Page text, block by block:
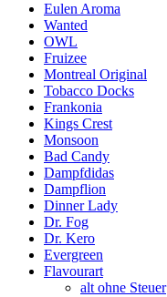
Eulen Aroma
Wanted
OWL
Fruizee
Montreal Original
Tobacco Docks
Frankonia
Kings Crest
Monsoon
Bad Candy
Dampfdidas
Dampflion
Dinner Lady
Dr. Fog
Dr. Kero
Evergreen
Flavourart
alt ohne Steuer